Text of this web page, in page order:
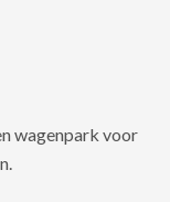
wagenpark voor